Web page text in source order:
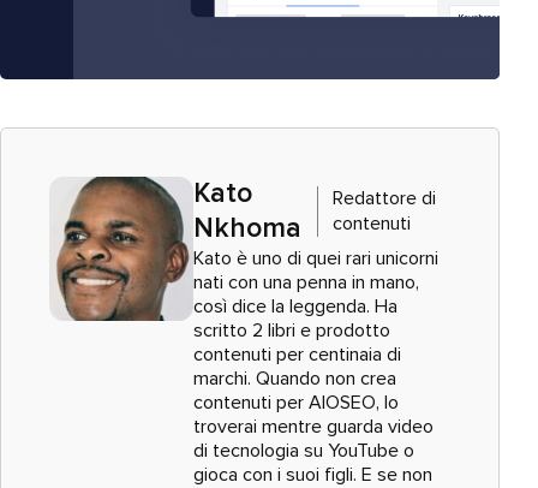
Kato
Nkhoma
Redattore di
contenuti
Kato è uno di quei rari unicorni
nati con una penna in mano,
così dice la leggenda. Ha
scritto 2 libri e prodotto
contenuti per centinaia di
marchi. Quando non crea
contenuti per AIOSEO, lo
troverai mentre guarda video
di tecnologia su YouTube o
gioca con i suoi figli. E se non